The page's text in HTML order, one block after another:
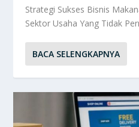
Strategi Sukses Bisnis
Sektor Usaha Yang Tidak
BACA SELENGKAPNYA